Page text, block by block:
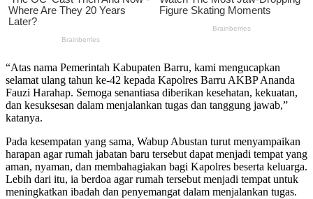
“Atas nama Pemerintah Kabupaten Barru, kami mengucapkan
selamat ulang tahun ke-42 kepada Kapolres Barru AKBP Ananda
Fauzi Harahap. Semoga senantiasa diberikan kesehatan, kekuatan,
dan kesuksesan dalam menjalankan tugas dan tanggung jawab,”
katanya.
Pada kesempatan yang sama, Wabup Abustan turut menyampaikan
harapan agar rumah jabatan baru tersebut dapat menjadi tempat yang
aman, nyaman, dan membahagiakan bagi Kapolres beserta keluarga.
Lebih dari itu, ia berdoa agar rumah tersebut menjadi tempat untuk
meningkatkan ibadah dan penyemangat dalam menjalankan tugas.